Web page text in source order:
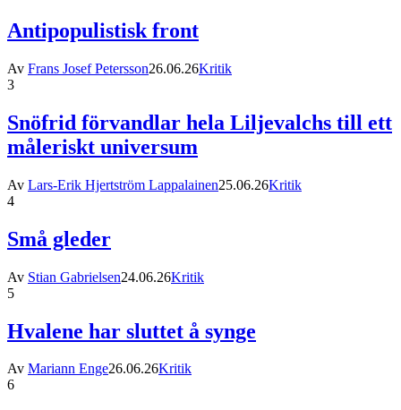
Antipopulistisk front
Av Frans Josef Petersson26.06.26Kritik
3
Snöfrid förvandlar hela Liljevalchs till ett
måleriskt universum
Av Lars-Erik Hjertström Lappalainen25.06.26Kritik
4
Små gleder
Av Stian Gabrielsen24.06.26Kritik
5
Hvalene har sluttet å synge
Av Mariann Enge26.06.26Kritik
6